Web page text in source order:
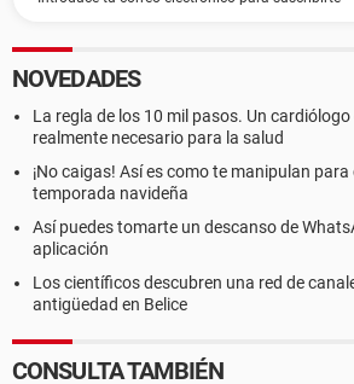
NOVEDADES
La regla de los 10 mil pasos. Un cardiólogo
realmente necesario para la salud
¡No caigas! Así es como te manipulan
temporada navideña
Así puedes tomarte un descanso de
aplicación
Los científicos descubren una red de
antigüedad en Belice
CONSULTA TAMBIÉN